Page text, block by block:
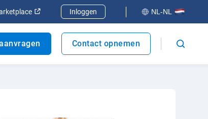
een nieuw vensterOpenen in een nieuw venster
Inloggen NL-NL
Contact opnemen